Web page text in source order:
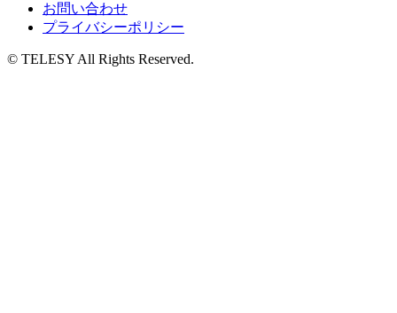
お問い合わせ
プライバシーポリシー
© TELESY All Rights Reserved.